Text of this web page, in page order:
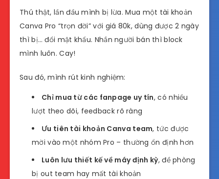
Thú thật, lần đầu mình bị lừa. Mua một tài khoản
Canva Pro “trọn đời” với giá 80k, dùng được 2 ngày
thì bị… đổi mật khẩu. Nhắn người bán thì block
mình luôn. Cay!
Sau đó, mình rút kinh nghiệm:
Chỉ mua từ các fanpage uy tín, có nhiều
lượt theo dõi, feedback rõ ràng
Ưu tiên tài khoản Canva team, tức được
mời vào một nhóm Pro – thường ổn định hơn
Luôn lưu thiết kế về máy định kỳ, đề phòng
bị out team hay mất tài khoản